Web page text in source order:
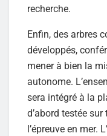
recherche.
Enfin, des arbres
développés,
mener à bien la
autonome.
sera intégré à la
d’abord testée sur
l’épreuve en mer.